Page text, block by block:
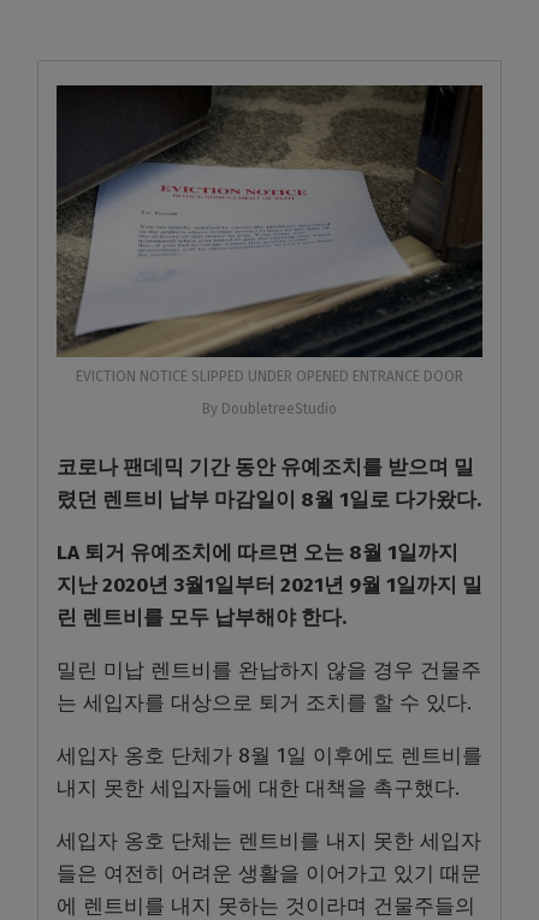
EVICTION NOTICE SLIPPED UNDER OPENED ENTRANCE DOOR
By DoubletreeStudio
코로나 팬데믹 기간 동안 유예조치를 받으며 밀
렸던 렌트비 납부 마감일이 8월 1일로 다가왔다.
LA 퇴거 유예조치에 따르면 오는 8월 1일까지
지난2020년 3월1일부터 2021년 9월 1일까지 밀
린 렌트비를 모두 납부해야 한다.
밀린 미납 렌트비를 완납하지 않을 경우 건물주
는 세입자를 대상으로 퇴거 조치를 할 수 있다.
세입자 옹호 단체가 8월 1일 이후에도 렌트비를
내지 못한 세입자들에 대한 대책을 촉구했다.
세입자 옹호 단체는 렌트비를 내지 못한 세입자
들은 여전히 어려운 생활을 이어가고 있기 때문
에 렌트비를 내지 못하는 것이라며 건물주들의